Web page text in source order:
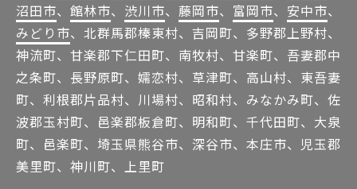
沼田市、 館林市、 渋川市、 藤岡市、 富岡市、 安中市、
みどり市、北群馬郡榛東村、吉岡町、多野郡上野村、
神流町、甘楽郡下仁田町、南牧村、甘楽町、吾妻郡中
之条町、長野原町、嬬恋村、草津町、高山村、東吾妻
町、利根郡片品村、川場村、昭和村、みなかみ町、佐
波郡玉村町、邑楽郡板倉町、明和町、千代田町、大泉
町、邑楽町、埼玉県熊谷市、深谷市、本庄市、児玉郡
美里町、神川町、上里町